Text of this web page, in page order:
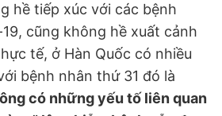
hề tiếp xúc với các bệnh
cũng không hề xuất cảnh
tế, ở Hàn Quốc có nhiều
bệnh nhân thứ 31 đó là
có những yếu tố liên quan